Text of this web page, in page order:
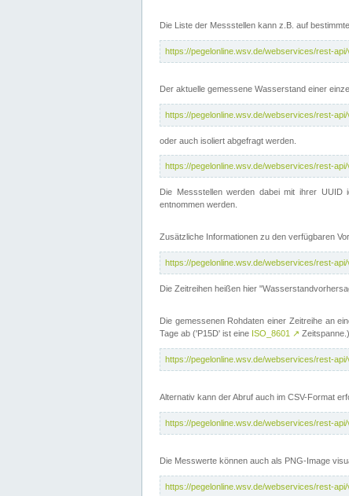
Die Liste der Messstellen kann z.B. auf
https://pegelonline.wsv.de/webservices/rest-
Der aktuelle gemessene Wasserstand einer
https://pegelonline.wsv.de/webservices/rest-
oder auch isoliert abgefragt werden.
https://pegelonline.wsv.de/webservices/rest-
Die Messstellen werden dabei mit ihrer UUID
entnommen werden.
Zusätzliche Informationen zu den verfügbaren
https://pegelonline.wsv.de/webservices/rest-
Die Zeitreihen heißen hier
Die gemessenen Rohdaten einer Zeitreihe an
Tage ab ('P15D' ist eine ISO_8601 ↗
https://pegelonline.wsv.de/webservices/rest-
Alternativ kann der Abruf auch im CSV-Format
https://pegelonline.wsv.de/webservices/rest-
Die Messwerte können auch als PNG-Image
https://pegelonline.wsv.de/webservices/rest-